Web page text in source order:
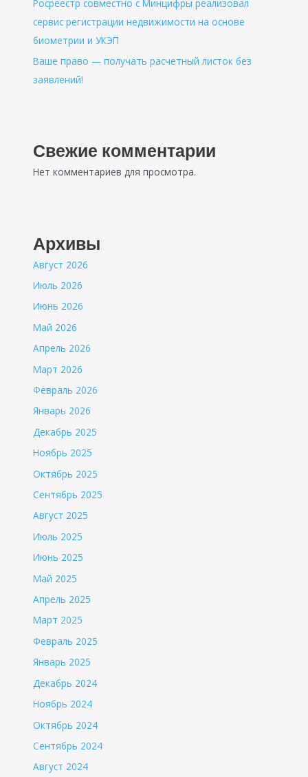
Росреестр совместно с Минцифры реализовал
сервис регистрации недвижимости на основе
биометрии и УКЭП
Ваше право — получать расчетный листок без
заявлений!
Свежие комментарии
Нет комментариев для просмотра.
Архивы
Август 2026
Июль 2026
Июнь 2026
Май 2026
Апрель 2026
Март 2026
Февраль 2026
Январь 2026
Декабрь 2025
Ноябрь 2025
Октябрь 2025
Сентябрь 2025
Август 2025
Июль 2025
Июнь 2025
Май 2025
Апрель 2025
Март 2025
Февраль 2025
Январь 2025
Декабрь 2024
Ноябрь 2024
Октябрь 2024
Сентябрь 2024
Август 2024